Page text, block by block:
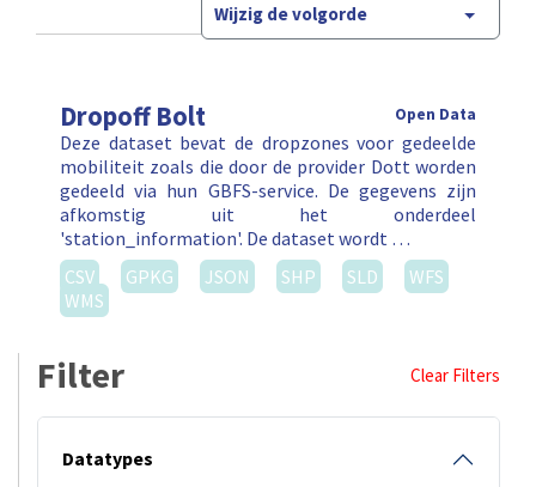
Wijzig de volgorde
Dropoff Bolt Open Data
Deze dataset bevat de dropzones voor gedeelde
mobiliteit zoals die door de provider Dott worden
gedeeld via hun GBFS-service. De gegevens zijn
afkomstig uit het onderdeel
'station_information'. De dataset wordt …
CSV
GPKG JSON SHP SLD
WFS
WMS
Filter Clear Filters
Datatypes